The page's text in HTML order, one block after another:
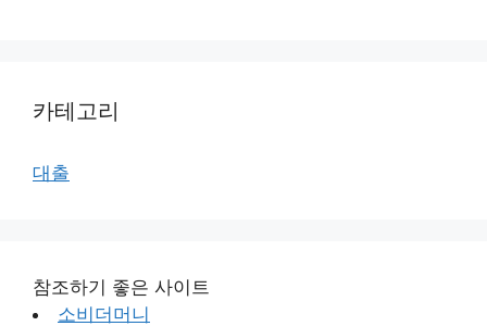
카테고리
대출
참조하기 좋은 사이트
소비더머니